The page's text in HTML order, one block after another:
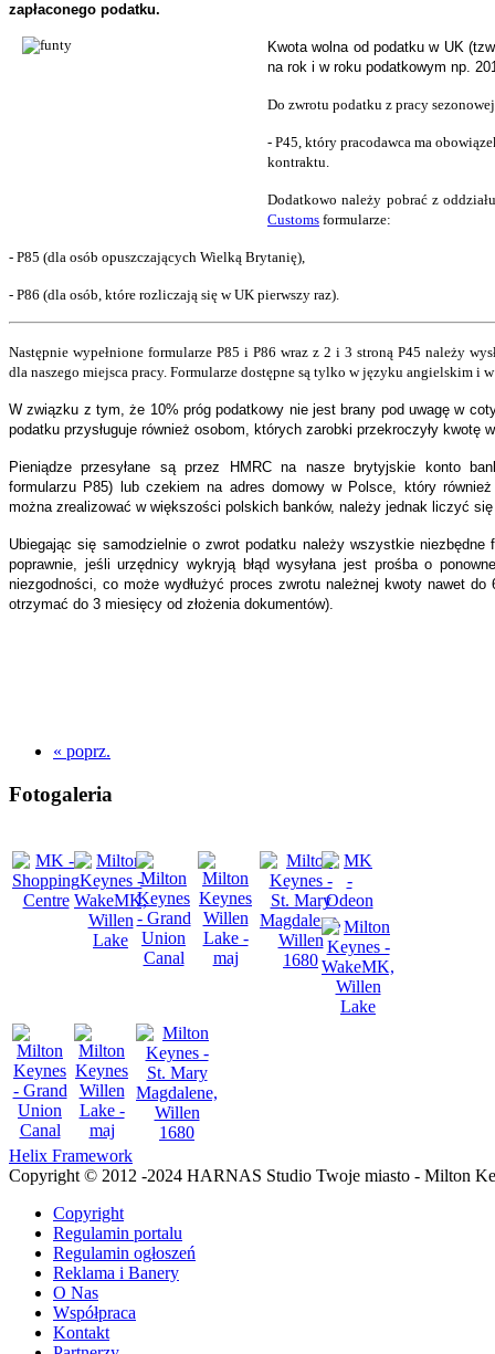
zapłaconego podatku.
Kwota wolna od podatku w UK
na rok i w roku podatkowym np.
Do zwrotu podatku z pracy
- P45, który pracodawca ma
kontraktu.
Dodatkowo należy pobrać z
Customs formularze:
- P85 (dla osób opuszczających Wielką Brytanię),
- P86 (dla osób, które rozliczają się w UK pierwszy raz).
Następnie wypełnione formularze P85 i P86 wraz z 2 i 3 stroną P45 należy
dla naszego miejsca pracy. Formularze dostępne są tylko w języku angielskim i
W związku z tym, że 10% próg podatkowy nie jest brany pod uwagę w
podatku przysługuje również osobom, których zarobki przekroczyły kwotę
Pieniądze przesyłane są przez HMRC na nasze brytyjskie konto
formularzu P85) lub czekiem na adres domowy w Polsce, który
można zrealizować w większości polskich banków, należy jednak liczyć się
Ubiegając się samodzielnie o zwrot podatku należy wszystkie niezbędne
poprawnie, jeśli urzędnicy wykryją błąd wysyłana jest prośba o
niezgodności, co może wydłużyć proces zwrotu należnej kwoty nawet do
otrzymać do 3 miesięcy od złożenia dokumentów).
« poprz.
Fotogaleria
Helix Framework
Copyright © 2012 -2024 HARNAS Studio Twoje miasto - Milton
Copyright
Regulamin portalu
Regulamin ogłoszeń
Reklama i Banery
O Nas
Współpraca
Kontakt